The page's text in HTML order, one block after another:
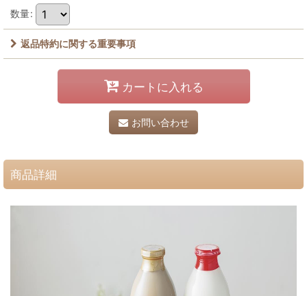
数量:
返品特約に関する重要事項
カートに入れる
お問い合わせ
商品詳細